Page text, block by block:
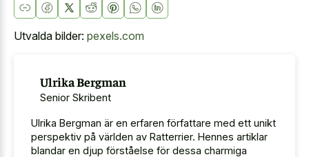
Utvalda bilder: pexels.com
Ulrika Bergman
Senior Skribent
Ulrika Bergman är en erfaren författare med ett unikt
perspektiv på världen av Ratterrier. Hennes artiklar
blandar en djup förståelse för dessa charmiga